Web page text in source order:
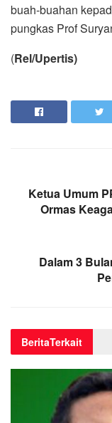
buah-buahan
pungkas Prof
(Rel/Upertis)
Ketua Umum
Ormas
Dalam 3
BeritaTerkait